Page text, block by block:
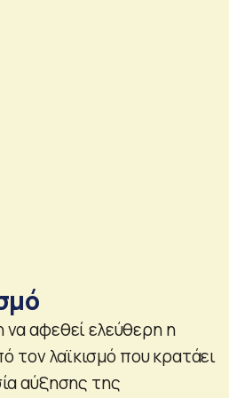
αφεθεί ελεύθερη η
τον λαϊκισμό που κρατάει
αύξησης της